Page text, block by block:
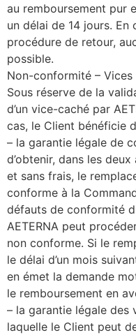
au remboursement pur
un délai de 14 jours.
procédure de retour,
possible.
Non-conformité – Vices
Sous réserve de la
d’un vice-caché par
cas, le Client bénéficie
– la garantie légale de
d’obtenir, dans les
et sans frais, le
conforme à la
défauts de conformité
AETERNA peut
non conforme. Si le
le délai d’un mois
en émet la demande
le remboursement en
– la garantie légale des
laquelle le Client peut